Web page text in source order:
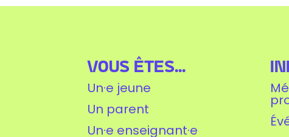
Vous êtes...
Un·e jeune
Un parent
Un·e enseignant·e